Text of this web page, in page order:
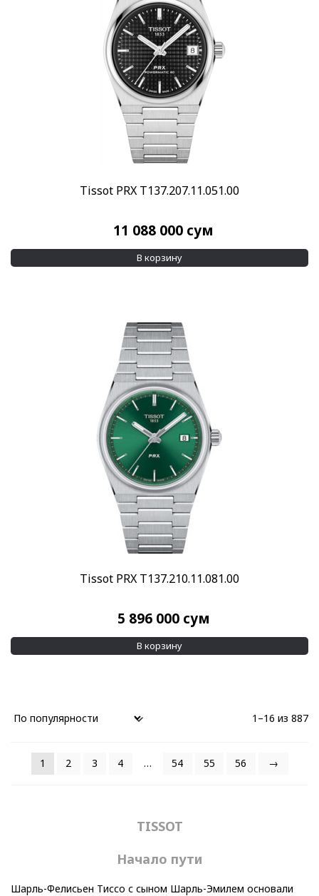
Tissot PRX T137.207.11.051.00
11 088 000 сум
В корзину
Tissot PRX T137.210.11.081.00
5 896 000 сум
В корзину
1–16 из 887
1 2 3 4 … 54 55 56 →
TISSOT
Начало пути
Шарль-Фелисьен Тиссо с сыном Шарль-Эмилем основали